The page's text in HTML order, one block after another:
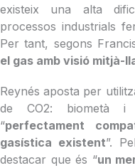
existeix una alta
processos industrials
Per tant, segons
el gas amb visió mitjà-
Reynés aposta per
de CO2: biometà i
“perfectament
gasística existent”.
destacar que és “un